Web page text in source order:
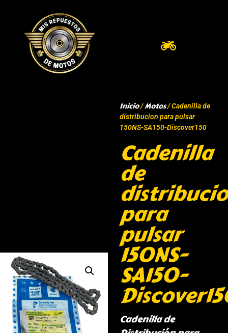
Inicio/Motos/ Cadenilla de
distribucion para pulsar
150NS-SA150-Discover150
Cadenilla
de
para
pulsar
150NS-
SA150-
Cadenilla de